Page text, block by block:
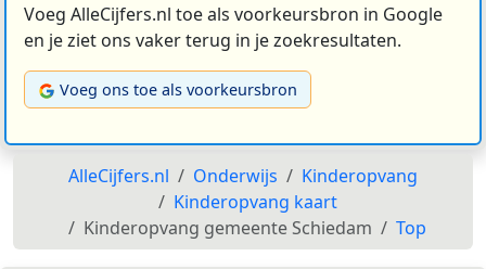
Voeg AlleCijfers.nl toe als voorkeursbron in Google
en je ziet ons vaker terug in je zoekresultaten.
Voeg ons toe als voorkeursbron
AlleCijfers.nl Onderwijs
Kinderopvang
Kinderopvang kaart
Kinderopvang gemeente Schiedam
Top